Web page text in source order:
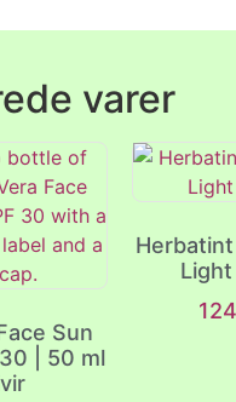
varer
Sun
| 50 ml